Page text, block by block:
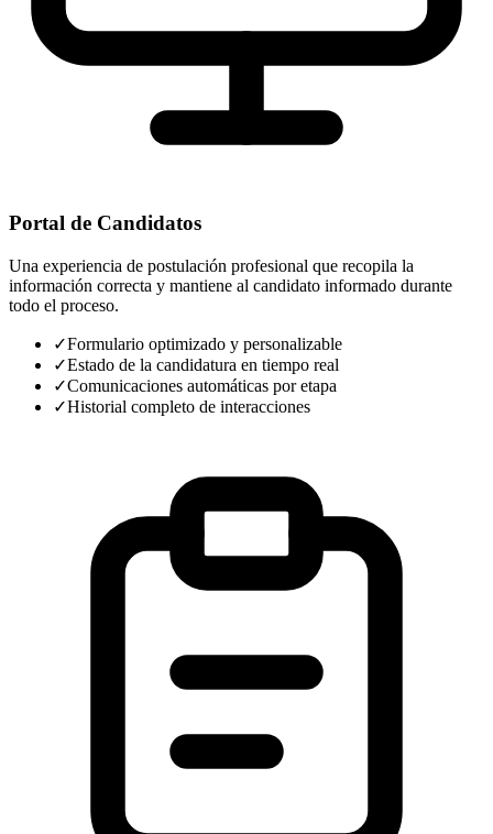
Portal de Candidatos
Una experiencia de postulación profesional que recopila la
información correcta y mantiene al candidato informado durante
todo el proceso.
✓Formulario optimizado y personalizable
✓Estado de la candidatura en tiempo real
✓Comunicaciones automáticas por etapa
✓Historial completo de interacciones